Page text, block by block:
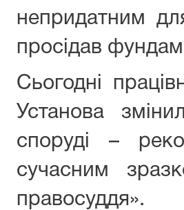
непридатним
просідав
Сьогодні
Установа
споруді –
сучасним
правосуддя».